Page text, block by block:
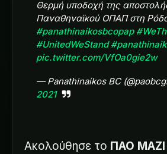
Θερμή υποδοχή της
Παναθηναϊκού ΟΠΑΠ στη
#panathinaikosbcopap
#UnitedWeStand
pic.twitter.com/VfOa0gie2w
— Panathinaikos BC
2021
Ακολούθησε το ΠΑΟ